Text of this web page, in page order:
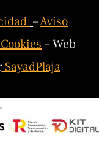
–Aviso
– Web
SayadPlaja